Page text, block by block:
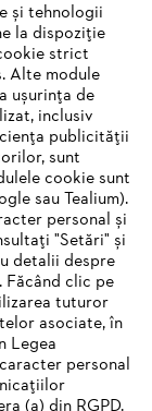
UL
și tehnologii
la dispoziție
strict
Alte module
ușurința de
inclusiv
publicității
sunt
cookie sunt
sau Tealium).
personal și
"Setări" și
detalii despre
clic pe
tuturor
asociate, în
Legea
personal